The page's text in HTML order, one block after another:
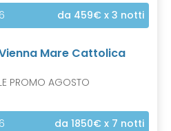
da 459€ x 3 notti
Mare Cattolica
PROMO AGOSTO
da 1850€ x 7 notti